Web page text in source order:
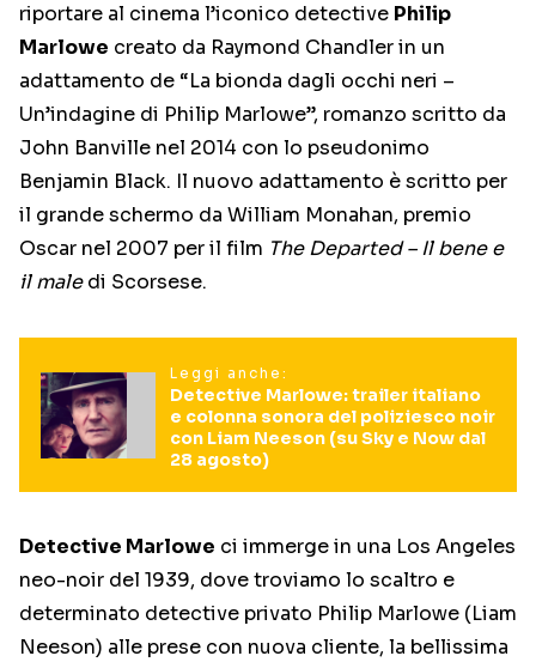
riportare al cinema l’iconico detective Philip
Marlowe creato da Raymond Chandler in un
adattamento de “La bionda dagli occhi neri –
Un’indagine di Philip Marlowe”, romanzo scritto da
John Banville nel 2014 con lo pseudonimo
Benjamin Black. Il nuovo adattamento è scritto per
il grande schermo da William Monahan, premio
Oscar nel 2007 per il film The Departed – Il bene e
il maledi Scorsese.
Leggi anche:
Detective Marlowe: trailer italiano
e colonna sonora del poliziesco noir
con Liam Neeson (su Sky e Now dal
28 agosto)
Detective Marlowe ci immerge in una Los Angeles
neo-noir del 1939, dove troviamo lo scaltro e
determinato detective privato Philip Marlowe (Liam
Neeson) alle prese con nuova cliente, la bellissima